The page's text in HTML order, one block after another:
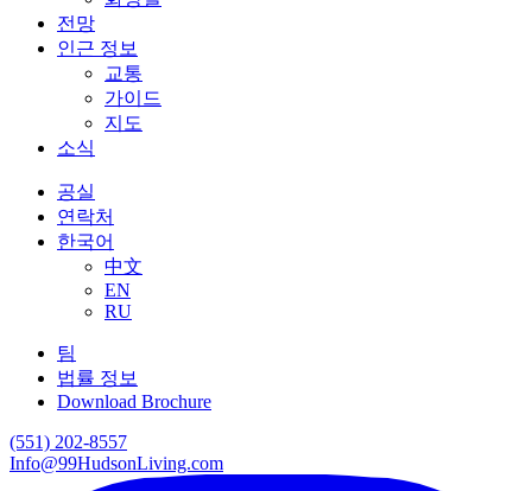
전망
인근 정보
교통
가이드
지도
소식
공실
연락처
한국어
中文
EN
RU
팀
법률 정보
Download Brochure
(551) 202-8557
Info@99HudsonLiving.com